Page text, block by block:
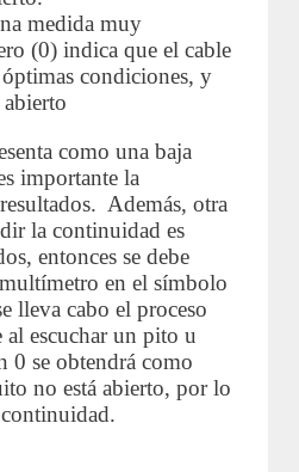
medida muy
(0) indica que el cable
óptimas condiciones, y
como una baja
importante la
Además, otra
la continuidad es
entonces se debe
en el símbolo
lleva cabo el proceso
escuchar un pito u
0 se obtendrá como
no está abierto, por lo